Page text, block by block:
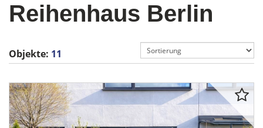
Reihenhaus Berlin
Objekte: 11